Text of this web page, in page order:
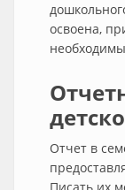
освоена,
Отчет в